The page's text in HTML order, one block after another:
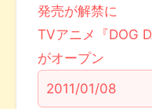
発売が解禁に
TVアニメ『DOG
がオープン
2011/01/08